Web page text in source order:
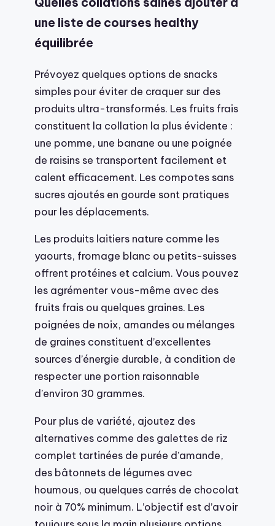
une liste de courses healthy
équilibrée
Prévoyez quelques options de snacks
simples pour éviter de craquer sur des
produits ultra-transformés. Les fruits frais
constituent la collation la plus évidente :
une pomme, une banane ou une poignée
de raisins se transportent facilement et
calent efficacement. Les compotes sans
sucres ajoutés en gourde sont pratiques
pour les déplacements.
Les produits laitiers nature comme les
yaourts, fromage blanc ou petits-suisses
offrent protéines et calcium. Vous pouvez
les agrémenter vous-même avec des
fruits frais ou quelques graines. Les
poignées de noix, amandes ou mélanges
de graines constituent d’excellentes
sources d’énergie durable, à condition de
respecter une portion raisonnable
d’environ 30 grammes.
Pour plus de variété, ajoutez des
alternatives comme des galettes de riz
complet tartinées de purée d’amande,
des bâtonnets de légumes avec
houmous, ou quelques carrés de chocolat
noir à 70% minimum. L’objectif est d’avoir